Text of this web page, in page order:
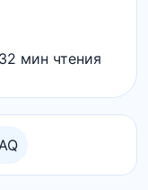
2 мин чтения